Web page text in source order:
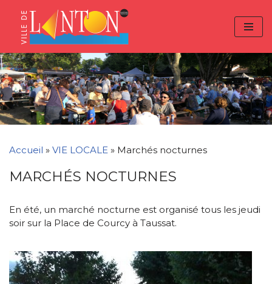
Content
navigation
Aller
contenu
Accueil » VIE LOCALE » Marchés nocturnes
MARCHÉS NOCTURNES
En été, un marché nocturne est organisé tous les jeudi
soir sur la Place de Courcy à Taussat.
Panneau de gestion des cookies